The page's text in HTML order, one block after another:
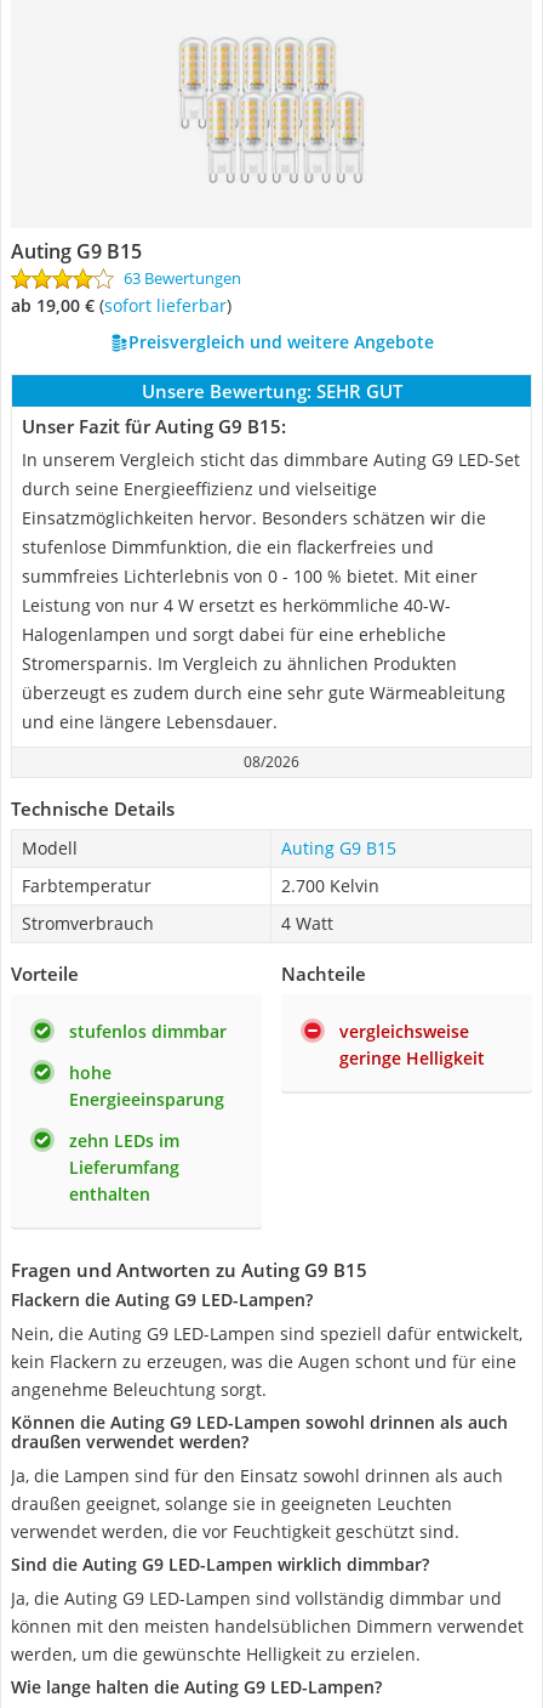
Auting G9 B15
63 Bewertungen
ab 19,00 € ( Sofort lieferbar)
Preisvergleich und weitere Angebote
Unsere Bewertung: SEHR GUT
Unser Fazit für Auting G9 B15:
In unserem Vergleich sticht das dimmbare Auting G9 LED-Set
durch seine Energieeffizienz und vielseitige
Einsatzmöglichkeiten hervor. Besonders schätzen wir die
stufenlose Dimmfunktion, die ein flackerfreies und
summfreies Lichterlebnis von 0 - 100 % bietet. Mit einer
Leistung von nur 4 W ersetzt es herkömmliche 40-W-
Halogenlampen und sorgt dabei für eine erhebliche
Stromersparnis. Im Vergleich zu ähnlichen Produkten
überzeugt es zudem durch eine sehr gute Wärmeableitung
und eine längere Lebensdauer.
08/2026
Technische Details
Modell
Auting G9 B15
Farbtemperatur
2.700 Kelvin
Stromverbrauch
4 Watt
Vorteile
stufenlos dimmbar
hohe
Energieeinsparung
zehn LEDs im
Lieferumfang
enthalten
Nachteile
vergleichsweise
geringe Helligkeit
Fragen und Antworten zu Auting G9 B15
Flackern die Auting G9 LED-Lampen?
Nein, die Auting G9 LED-Lampen sind speziell dafür entwickelt,
kein Flackern zu erzeugen, was die Augen schont und für eine
angenehme Beleuchtung sorgt.
Können die Auting G9 LED-Lampen sowohl drinnen als auch
draußen verwendet werden?
Ja, die Lampen sind für den Einsatz sowohl drinnen als auch
draußen geeignet, solange sie in geeigneten Leuchten
verwendet werden, die vor Feuchtigkeit geschützt sind.
Sind die Auting G9 LED-Lampen wirklich dimmbar?
Ja, die Auting G9 LED-Lampen sind vollständig dimmbar und
können mit den meisten handelsüblichen Dimmern verwendet
werden, um die gewünschte Helligkeit zu erzielen.
Wie lange halten die Auting G9 LED-Lampen?